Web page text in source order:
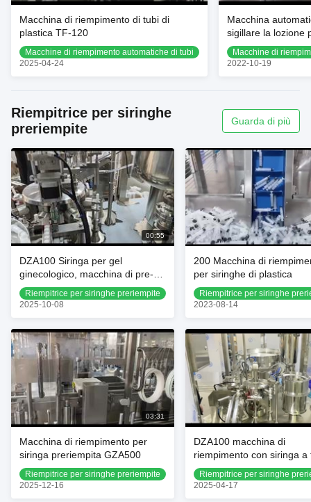
Macchina di riempimento di tubi di
plastica TF-120
Macchine di riempimento automatiche di tubi
2025-04-24
Macchina
sigillare la lozione
plastica
Macchine di
2022-10-19
Riempitrice per siringhe
preriempite
Guarda di più
00:55
DZA100 Siringa per gel
ginecologico, macchina di pre-
riempimento
Riempitrice per siringhe preriempite
2025-10-08
200 Macchina di
per siringhe di plastica
Riempitrice per siringhe
2023-08-14
03:31
Macchina di riempimento per
siringa preriempita GZA500
Riempitrice per siringhe preriempite
2025-12-16
DZA100 macchina di
riempimento con siringa a
singola
Riempitrice per siringhe
2025-04-17